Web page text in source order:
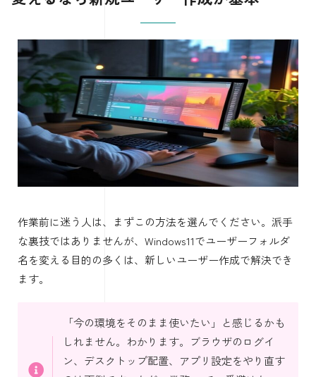
作業前に迷う人は、まずこの方法を選んでください。派手
な裏技ではありませんが、Windows11でユーザーフォルダ
名を変える目的の多くは、新しいユーザー作成で解決でき
ます。
「今の環境をそのまま使いたい」と感じるかも
しれません。わかります。ブラウザのログイ
ン、デスクトップ配置、アプリ設定をやり直す